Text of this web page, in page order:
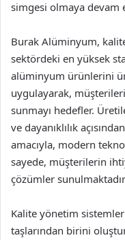
simgesi olmaya devam
Burak Alüminyum,
sektördeki en yüksek
alüminyum ürünlerini
uygulayarak,
sunmayı hedefler.
ve dayanıklılık
amacıyla, modern
sayede, müşterilerin
çözümler
Kalite yönetim
taşlarından birini